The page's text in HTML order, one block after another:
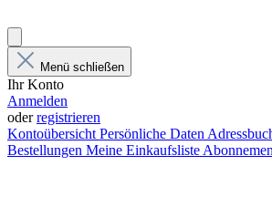
Menü schließen
Ihr Konto
Anmelden
oderregistrieren
Kontoübersicht Persönliche Daten
Bestellungen Meine Einkaufsliste